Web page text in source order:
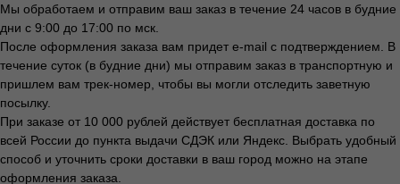
Мы обработаем и отправим ваш заказ в течение 24 часов в будние
дни с 9:00 до 17:00 по мск.
После оформления заказа вам придет e-mail с подтверждением. В
течение суток (в будние дни) мы отправим заказ в транспортную и
пришлем вам трек-номер, чтобы вы могли отследить заветную
посылку.
При заказе от 10 000 рублей действует бесплатная доставка по
всей России до пункта выдачи СДЭК или Яндекс. Выбрать удобный
способ и уточнить сроки доставки в ваш город можно на этапе
оформления заказа.